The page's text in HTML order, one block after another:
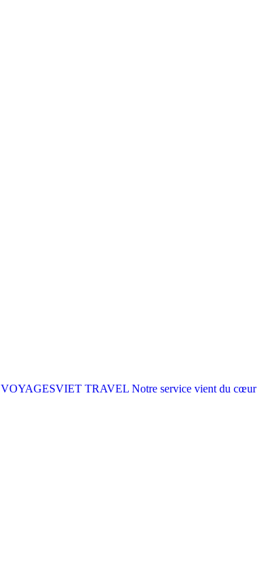
VOYAGESVIET TRAVEL Notre service vient du cœur